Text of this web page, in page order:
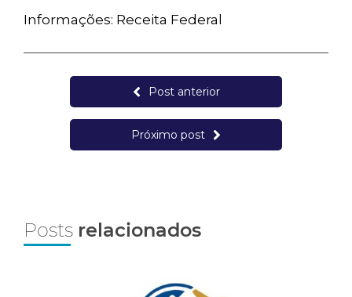
Informações: Receita Federal
Post anterior
Próximo post
Posts relacionados